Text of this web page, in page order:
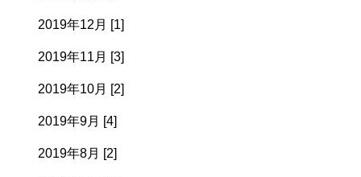
2019年12月 [1]
2019年11月 [3]
2019年10月 [2]
2019年9月 [4]
2019年8月 [2]